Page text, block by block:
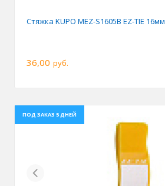
Стяжка KUPO MEZ-S1605B EZ-TIE 16мм
36,00 руб.
ПОД ЗАКАЗ 5 ДНЕЙ
Previous